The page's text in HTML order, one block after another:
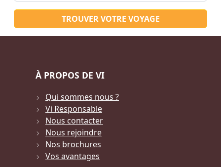
TROUVER VOTRE VOYAGE
À PROPOS DE VI
Qui sommes nous ?
Vi Responsable
Nous contacter
Nous rejoindre
Nos brochures
Vos avantages